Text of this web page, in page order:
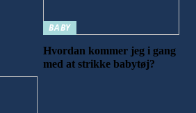
BABY
Hvordan kommer jeg i gang
med at strikke babytøj?